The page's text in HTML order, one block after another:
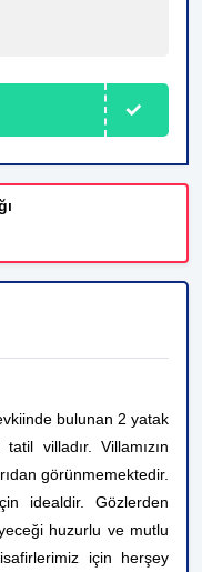
bulunan 2 yatak
villadır. Villamızın
görünmemektedir.
idealdir. Gözlerden
huzurlu ve mutlu
için herşey